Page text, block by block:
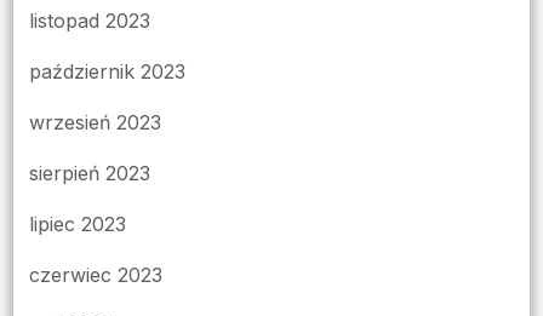
listopad 2023
październik 2023
wrzesień 2023
sierpień 2023
lipiec 2023
czerwiec 2023